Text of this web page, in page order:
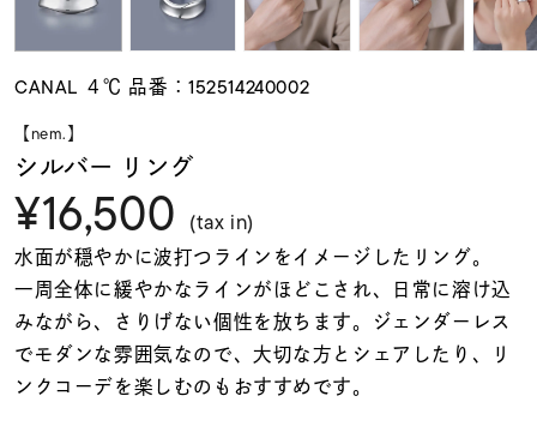
モチーフ
ト
着用シーン
コレクション
CANAL ４℃ 品番：152514240002
【nem.】
シルバー リング
¥16,500 (tax in)
水面が穏やかに波打つラインをイメージしたリング。
一周全体に緩やかなラインがほどこされ、日常に溶け込
みながら、さりげない個性を放ちます。ジェンダーレス
でモダンな雰囲気なので、大切な方とシェアしたり、リ
ンクコーデを楽しむのもおすすめです。